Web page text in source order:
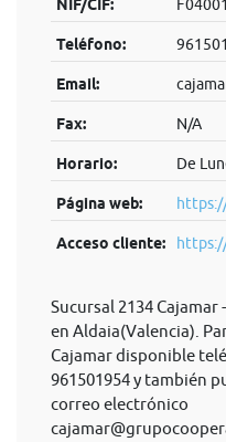
NIF/CIF:
Teléfono:
Email:
Fax: N/A
Horario: De
Página web:
Acceso cliente:
Sucursal 2134 Cajamar
en Aldaia(Valencia).
Cajamar disponible
961501954 y también
correo electrónico